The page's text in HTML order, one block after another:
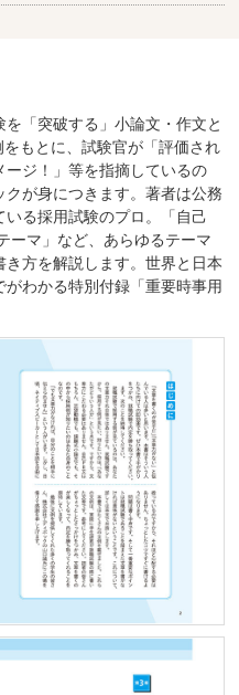
「突破する」小論文・作文と
もとに、試験官が「評価され
ジ！」等を指摘しているの
が身につきます。著者は公務
る採用試験のプロ。「自己
ーマ」など、あらゆるテーマ
方を解説します。世界と日本
わかる特別付録「重要時事用